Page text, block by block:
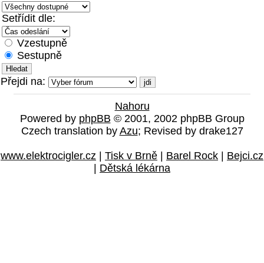
Setřídit dle:
Vzestupně
Sestupně
Přejdi na:
Nahoru
Powered by phpBB © 2001, 2002 phpBB Group
Czech translation by Azu; Revised by drake127
www.elektrocigler.cz Tisk v Brně Barel Rock
Bejci.cz
Dětská lékárna